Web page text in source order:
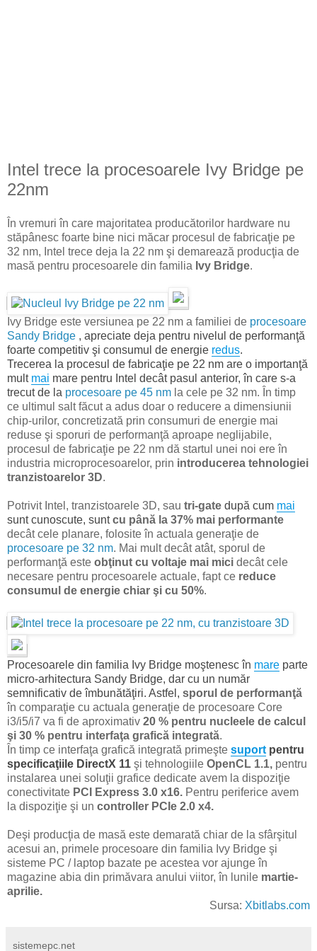
Intel trece la procesoarele Ivy Bridge pe
22nm
În vremuri în care majoritatea producătorilor hardware nu
stăpânesc foarte bine nici măcar procesul de fabricaţie pe
32 nm, Intel trece deja la 22 nm şi demarează producţia de
masă pentru procesoarele din familia Ivy Bridge.
Ivy Bridge este versiunea pe 22 nm a familiei de procesoare
Sandy Bridge , apreciate deja pentru nivelul de performanţă
foarte competitiv şi consumul de energie redus.
Trecerea la procesul de fabricaţie pe 22 nm are o importanţă
mult mai mare pentru Intel decât pasul anterior, în care s-a
trecut de la procesoare pe 45 nm la cele pe 32 nm. În timp
ce ultimul salt făcut a adus doar o reducere a dimensiunii
chip-urilor, concretizată prin consumuri de energie mai
reduse şi sporuri de performanţă aproape neglijabile,
procesul de fabricaţie pe 22 nm dă startul unei noi ere în
industria microprocesoarelor, prin introducerea tehnologiei
tranzistoarelor 3D.
Potrivit Intel, tranzistoarele 3D, sau tri-gate după cum mai
sunt cunoscute, suntcu până la 37% mai performante
decât cele planare, folosite în actuala generaţie de
procesoare pe 32 nm. Mai mult decât atât, sporul de
performanţă este obţinut cu voltaje mai mici decât cele
necesare pentru procesoarele actuale, fapt ce reduce
consumul de energie chiar şi cu 50%.
Procesoarele din familia Ivy Bridge moştenesc în mare parte
micro-arhitectura Sandy Bridge, dar cu un număr
semnificativ de îmbunătăţiri. Astfel, sporul de performanţă
în comparaţie cu actuala generaţie de procesoare Core
i3/i5/i7 va fi de aproximativ 20 % pentru nucleele de calcul
şi 30 % pentru interfaţa grafică integrată.
În timp ce interfaţa grafică integrată primeşte suport pentru
specificaţiile DirectX 11 şi tehnologiile OpenCL 1.1, pentru
instalarea unei soluţii grafice dedicate avem la dispoziţie
conectivitate PCI Express 3.0 x16. Pentru periferice avem
la dispoziţie şi un controller PCIe 2.0 x4.
Deşi producţia de masă este demarată chiar de la sfârşitul
acesui an, primele procesoare din familia Ivy Bridge şi
sisteme PC / laptop bazate pe acestea vor ajunge în
magazine abia din primăvara anului viitor, în lunile martie-
aprilie.
Sursa: Xbitlabs.com
sistemepc.net